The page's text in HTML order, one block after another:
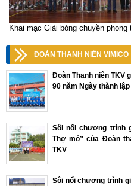
Khai mạc Giải bóng chuyền phong
ĐOÀN THANH NIÊN VIMICO
Đoàn Thanh niên TKV
90 năm Ngày thành
Sôi nổi chương trình
Thợ mỏ” của Đoàn
TKV
Sôi nổi chương trình